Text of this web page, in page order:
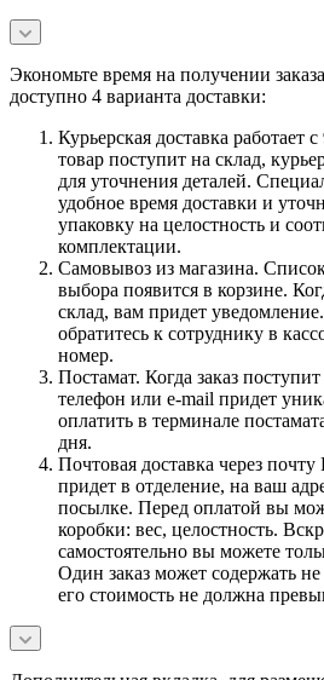
Экономьте время на получении
доступно 4 варианта доставки:
Курьерская доставка работает
товар поступит на склад,
для уточнения деталей.
удобное время доставки и
упаковку на целостность и
комплектации.
Самовывоз из магазина.
выбора появится в корзине.
склад, вам придет
обратитесь к сотруднику в
номер.
Постамат. Когда заказ
телефон или e-mail придет
оплатить в терминале
дня.
Почтовая доставка через почту
придет в отделение, на ваш
посылке. Перед оплатой вы
коробки: вес, целостность.
самостоятельно вы можете
Один заказ может содержать
его стоимость не должна